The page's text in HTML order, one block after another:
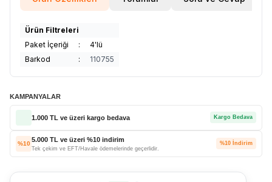
Ürün Filtreleri
Paket İçeriği
:
4'lü
Barkod
: 110755
KAMPANYALAR
1.000 TL ve üzeri kargo bedava Kargo Bedava
%10
5.000 TL ve üzeri %10 indirim
Tek çekim ve EFT/Havale ödemelerinde geçerlidir.
%10 İndirim